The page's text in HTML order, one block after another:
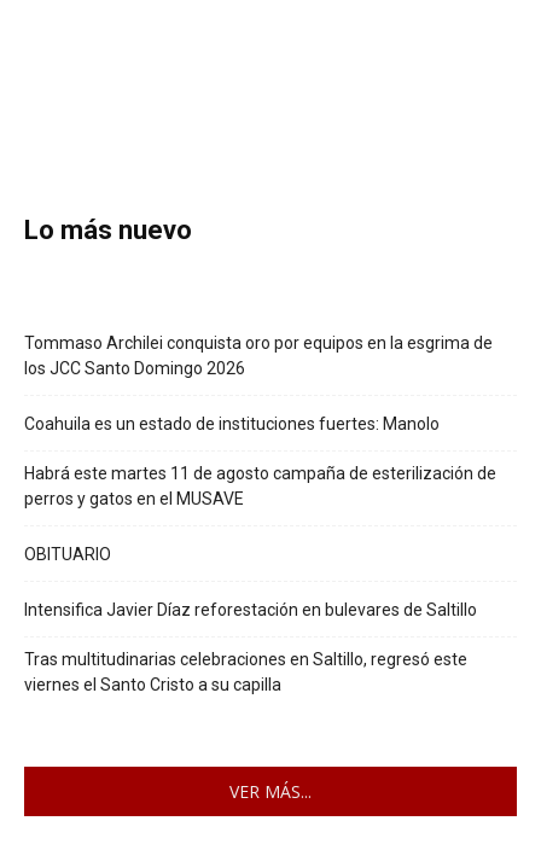
Lo más nuevo
Tommaso Archilei conquista oro por equipos en la esgrima de
los JCC Santo Domingo 2026
Coahuila es un estado de instituciones fuertes: Manolo
Habrá este martes 11 de agosto campaña de esterilización de
perros y gatos en el MUSAVE
OBITUARIO
Intensifica Javier Díaz reforestación en bulevares de Saltillo
Tras multitudinarias celebraciones en Saltillo, regresó este
viernes el Santo Cristo a su capilla
VER MÁS...